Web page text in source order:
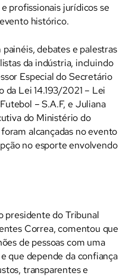
profissionais jurídicos se
histórico.
debates e palestras
da indústria, incluindo
Especial do Secretário
Lei 14.193/2021 – Lei
– S.A.F, e Juliana
do Ministério do
alcançadas no evento
no esporte envolvendo
presidente do Tribunal
Correa, comentou que
de pessoas com uma
que depende da confiança
transparentes e